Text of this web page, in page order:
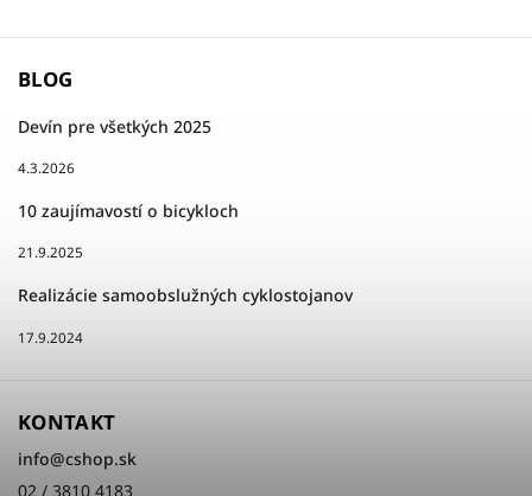
BLOG
Devín pre všetkých 2025
4.3.2026
10 zaujímavostí o bicykloch
21.9.2025
Realizácie samoobslužných cyklostojanov
17.9.2024
KONTAKT
info@cshop.sk
02 / 3810 4183